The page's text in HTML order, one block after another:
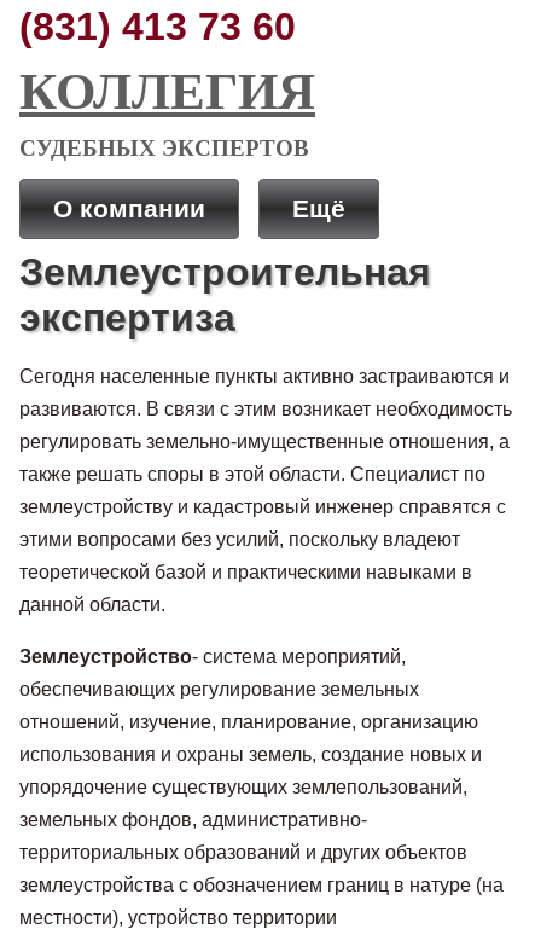
(831) 413 73 60
КОЛЛЕГИЯ
СУДЕБНЫХ ЭКСПЕРТОВ
О компании Ещё
Землеустроительная
экспертиза
Сегодня населенные пункты активно застраиваются и
развиваются. В связи с этим возникает необходимость
регулировать земельно-имущественные отношения, а
также решать споры в этой области. Специалист по
землеустройству и кадастровый инженер справятся с
этими вопросами без усилий, поскольку владеют
теоретической базой и практическими навыками в
данной области.
Землеустройство- система мероприятий,
обеспечивающих регулирование земельных
отношений, изучение, планирование, организацию
использования и охраны земель, создание новых и
упорядочение существующих землепользований,
земельных фондов, административно-
территориальных образований и других объектов
землеустройства с обозначением границ в натуре (на
местности), устройство территории